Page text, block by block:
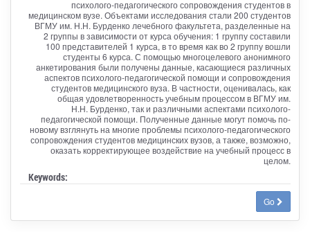
психолого-педагогического сопровождения студентов в
медицинском вузе. Объектами исследования стали 200 студентов
ВГМУ им. Н.Н. Бурденко лечебного факультета, разделенные на
2 группы в зависимости от курса обучения: 1 группу составили
100 представителей 1 курса, в то время как во 2 группу вошли
студенты 6 курса. С помощью многоцелевого анонимного
анкетирования были получены данные, касающиеся различных
аспектов психолого-педагогической помощи и сопровождения
студентов медицинского вуза. В частности, оценивалась, как
общая удовлетворенность учебным процессом в ВГМУ им.
Н.Н. Бурденко, так и различными аспектами психолого-
педагогической помощи. Полученные данные могут помочь по-
новому взглянуть на многие проблемы психолого-педагогического
сопровождения студентов медицинских вузов, а также, возможно,
оказать корректирующее воздействие на учебный процесс в
целом.
Keywords:
Go